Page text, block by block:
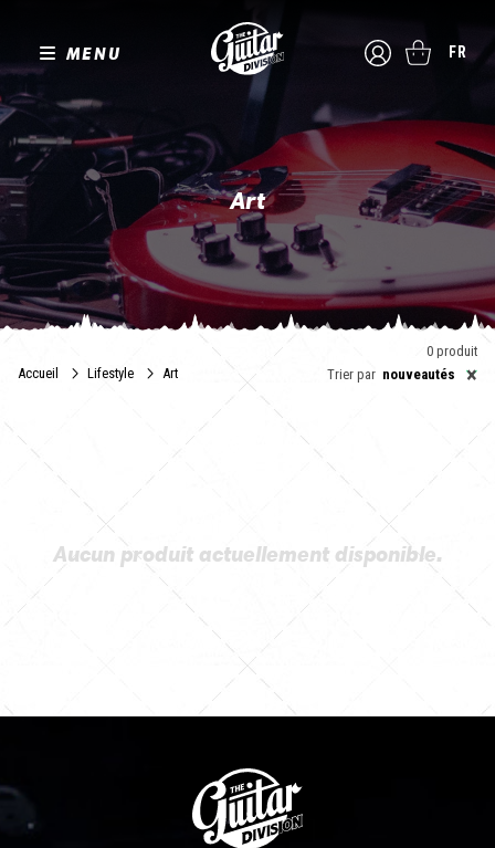
MENU FR
Art
Donner à voir et à afficher. The Guitar Division a sélectionné pour
vous des artistes en lien avec le monde de la guitare et de la
basse.
Accueil Lifestyle Art
0 produit
Trier par
×
nouveautés
Aucun produit actuellement disponible.